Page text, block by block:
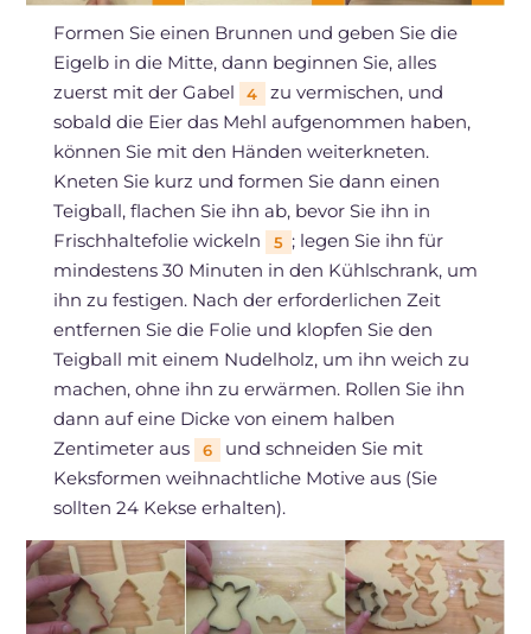
Formen Sie einen Brunnen und geben Sie die
Eigelb in die Mitte, dann beginnen Sie, alles
zuerst mit der Gabel
4
zu vermischen, und
sobald die Eier das Mehl aufgenommen haben,
können Sie mit den Händen weiterkneten.
Kneten Sie kurz und formen Sie dann einen
Teigball, flachen Sie ihn ab, bevor Sie ihn in
Frischhaltefolie wickeln
5 ; legen Sie ihn für
mindestens 30 Minuten in den Kühlschrank, um
ihn zu festigen. Nach der erforderlichen Zeit
entfernen Sie die Folie und klopfen Sie den
Teigball mit einem Nudelholz, um ihn weich zu
machen, ohne ihn zu erwärmen. Rollen Sie ihn
dann auf eine Dicke von einem halben
Zentimeter aus
6
und schneiden Sie mit
Keksformen weihnachtliche Motive aus (Sie
sollten 24 Kekse erhalten).